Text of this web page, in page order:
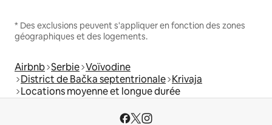
* Des exclusions peuvent s'appliquer en fonction des zones
géographiques et des logements.
Airbnb Serbie Voïvodine
District de Bačka septentrionale Krivaja
Locations moyenne et longue durée